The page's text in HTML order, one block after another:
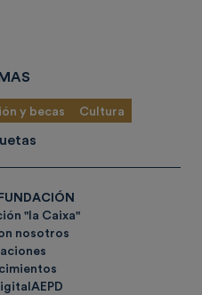
y becas Cultura
"la Caixa"
nosotros